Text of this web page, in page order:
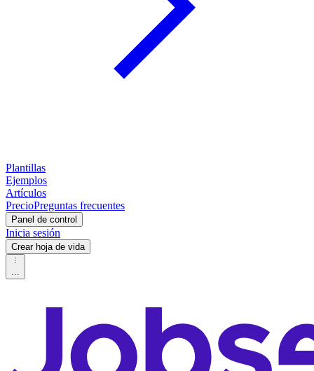
Plantillas
Ejemplos
Artículos
PrecioPreguntas frecuentes
Panel de control
Inicia sesión
Crear hoja de vida
...